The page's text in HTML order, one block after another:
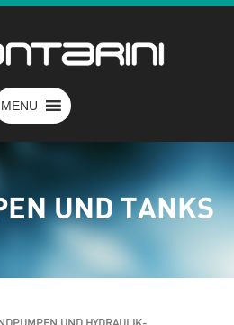
MENU
UND TANKS